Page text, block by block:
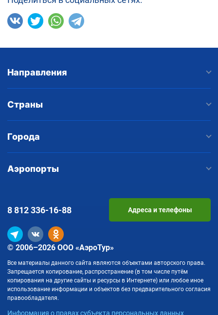
Направления
Страны
Города
Аэропорты
© 2006–2026 ООО «АэроТур»
Все материалы данного сайта являются объектами авторского права.
Запрещается копирование, распространение (в том числе путём
копирования на другие сайты и ресурсы в Интернете) или любое иное
использование информации и объектов без предварительного согласия
правообладателя.
Информация о правах субъекта персональных данных
8 812336-16-88 Адреса и телефоны